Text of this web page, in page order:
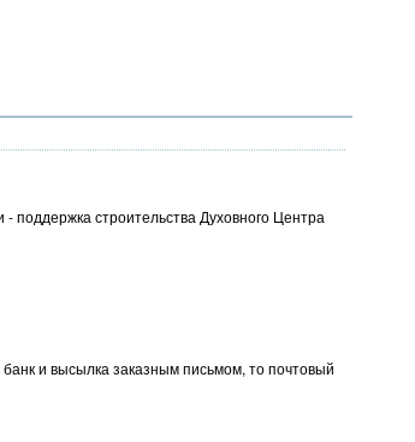
поддержка строительства Духовного Центра
и высылка заказным письмом, то почтовый